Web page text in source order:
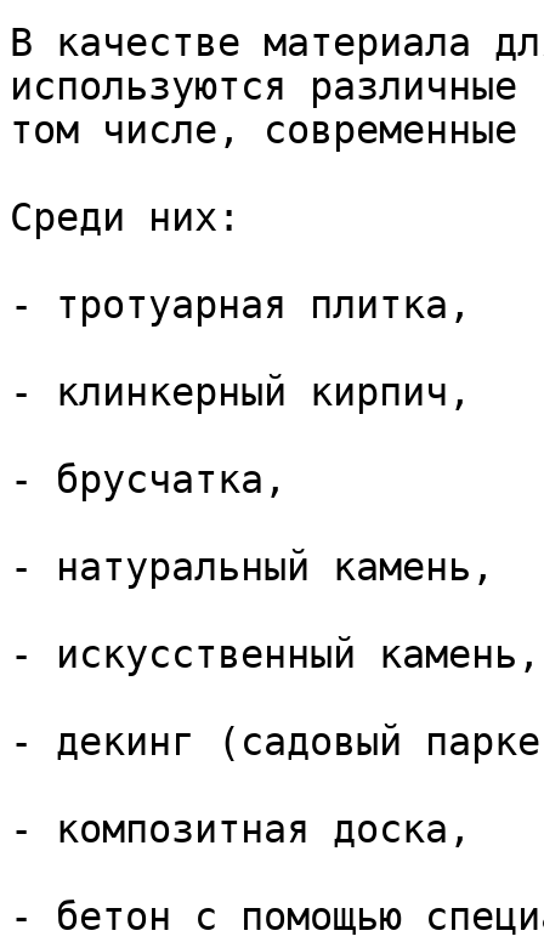
В качестве материала
используются
том числе,
Среди них:
- тротуарная плитка,
- клинкерный кирпич,
- брусчатка,
- натуральный камень,
- искусственный камень,
- декинг (садовый
- композитная доска,
- бетон с помощью